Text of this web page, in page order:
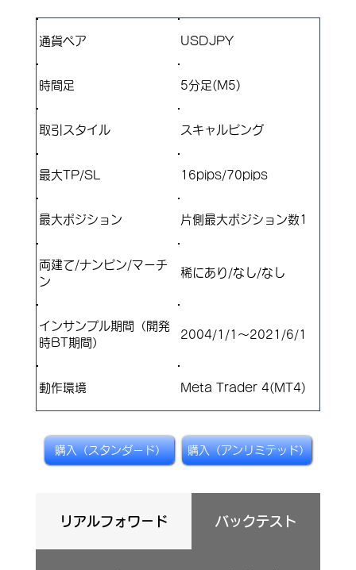
通貨ペア USDJPY
​時間足 5分足(M5)
取引スタイル スキャルピング
最大TP/SL 16pips/70pips
​最大ポジション 片側最大ポジション数1
両建て/ナンピン/マーチ
ン
稀にあり/なし/なし
インサンプル期間（開発
時BT期間）
2004/1/1～2021/6/1
​動作環境 Meta Trader 4(MT4)
購入（スタンダード） 購入（アンリミテッド）
リアルフォワード バックテスト